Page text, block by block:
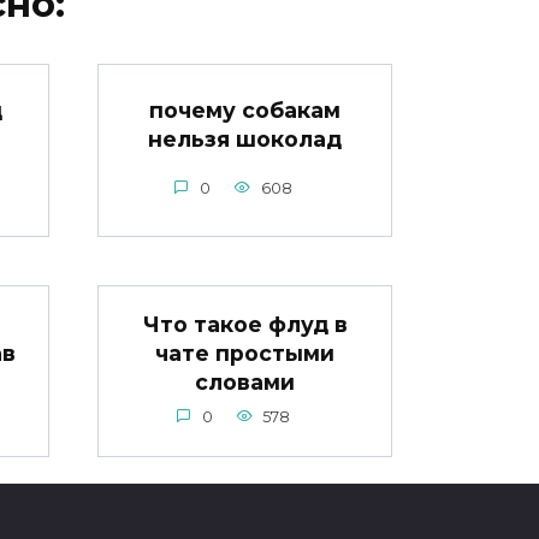
почему собакам
нельзя шоколад
0 608
Что такое флуд в
чате простыми
словами
0 578